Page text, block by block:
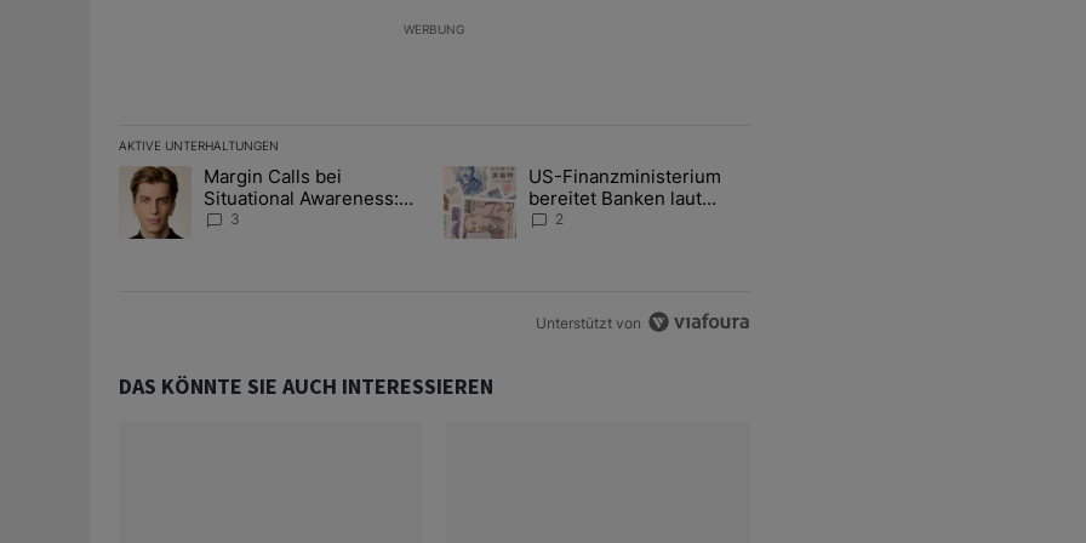
WERBUNG
AKTIVE UNTERHALTUNGEN
Das Folgende ist eine Liste der am meisten kommentierten Artikel der letzten 7 days.
Ein Trendartikel mit dem Titel "Margin Calls bei Situational Awareness: Alles über den Retter-Deal" mit 3 kommentare.
Margin Calls bei
Situational Awareness:
Alles über den Retter-
3
Ein Trendartikel mit dem Titel "US-Finanzministerium bereitet Banken laut
US-Finanzministerium
bereitet Banken laut
Insider auf eventuelle
2
Unterstützt von
DAS KÖNNTE SIE AUCH INTERESSIEREN